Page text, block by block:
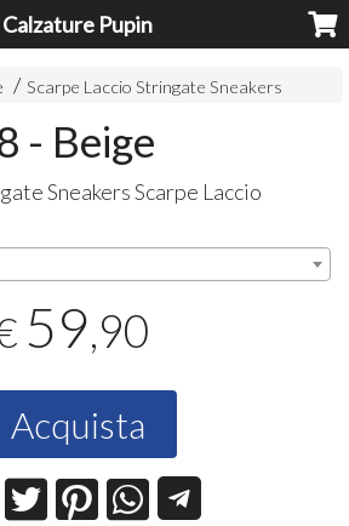
Calzature Pupin
Scarpe Laccio Stringate Sneakers
- Beige
Sneakers Scarpe Laccio
59,90
Acquista